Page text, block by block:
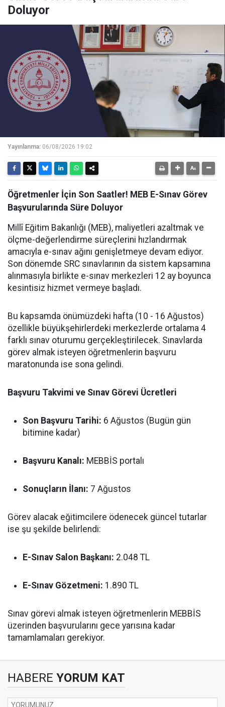
Doluyor
Yayınlanma: 06/08/2026 19:02
Öğretmenler İçin Son Saatler! MEB E-Sınav Görev
Başvurularında Süre Doluyor
Millî Eğitim Bakanlığı (MEB), maliyetleri azaltmak ve
ölçme-değerlendirme süreçlerini hızlandırmak
amacıyla e-sınav ağını genişletmeye devam ediyor.
Son dönemde SRC sınavlarının da sistem kapsamına
alınmasıyla birlikte e-sınav merkezleri 12 ay boyunca
kesintisiz hizmet vermeye başladı.
Bu kapsamda önümüzdeki hafta (10 - 16 Ağustos)
özellikle büyükşehirlerdeki merkezlerde ortalama 4
farklı sınav oturumu gerçekleştirilecek. Sınavlarda
görev almak isteyen öğretmenlerin başvuru
maratonunda ise sona gelindi.
Başvuru Takvimi ve Sınav Görevi Ücretleri
Son Başvuru Tarihi: 6 Ağustos (Bugün gün
bitimine kadar)
Başvuru Kanalı: MEBBİS portalı
Sonuçların İlanı: 7 Ağustos
Görev alacak eğitimcilere ödenecek güncel tutarlar
ise şu şekilde belirlendi:
E-Sınav Salon Başkanı: 2.048 TL
E-Sınav Gözetmeni: 1.890 TL
Sınav görevi almak isteyen öğretmenlerin MEBBİS
üzerinden başvurularını gece yarısına kadar
tamamlamaları gerekiyor.
HABERE YORUM KAT